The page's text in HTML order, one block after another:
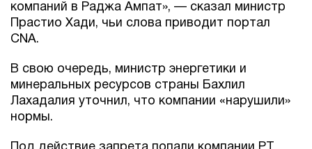
компаний в Раджа Ампат», — сказал министр
Прастио Хади, чьи слова приводит портал
CNA.
В свою очередь, министр энергетики и
минеральных ресурсов страны Бахлил
Лахадалия уточнил, что компании «нарушили»
нормы.